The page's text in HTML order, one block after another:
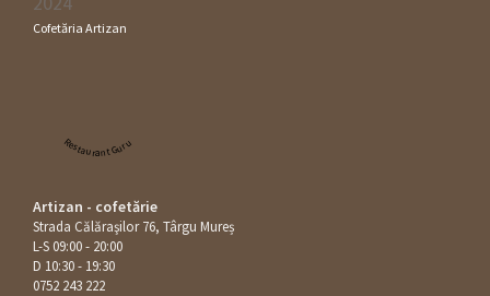
Cofetăria Artizan
Restaurant Guru
Artizan - cofetărie
Strada Călăraşilor 76, Târgu Mureș
L-S 09:00 - 20:00
D 10:30 - 19:30
0752 243 222